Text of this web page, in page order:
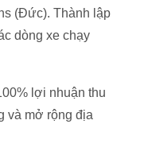
(Đức). Thành lập
dòng xe chạy
lợi nhuận thu
và mở rộng địa